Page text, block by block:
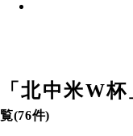
「北中米W杯
覧(76件)